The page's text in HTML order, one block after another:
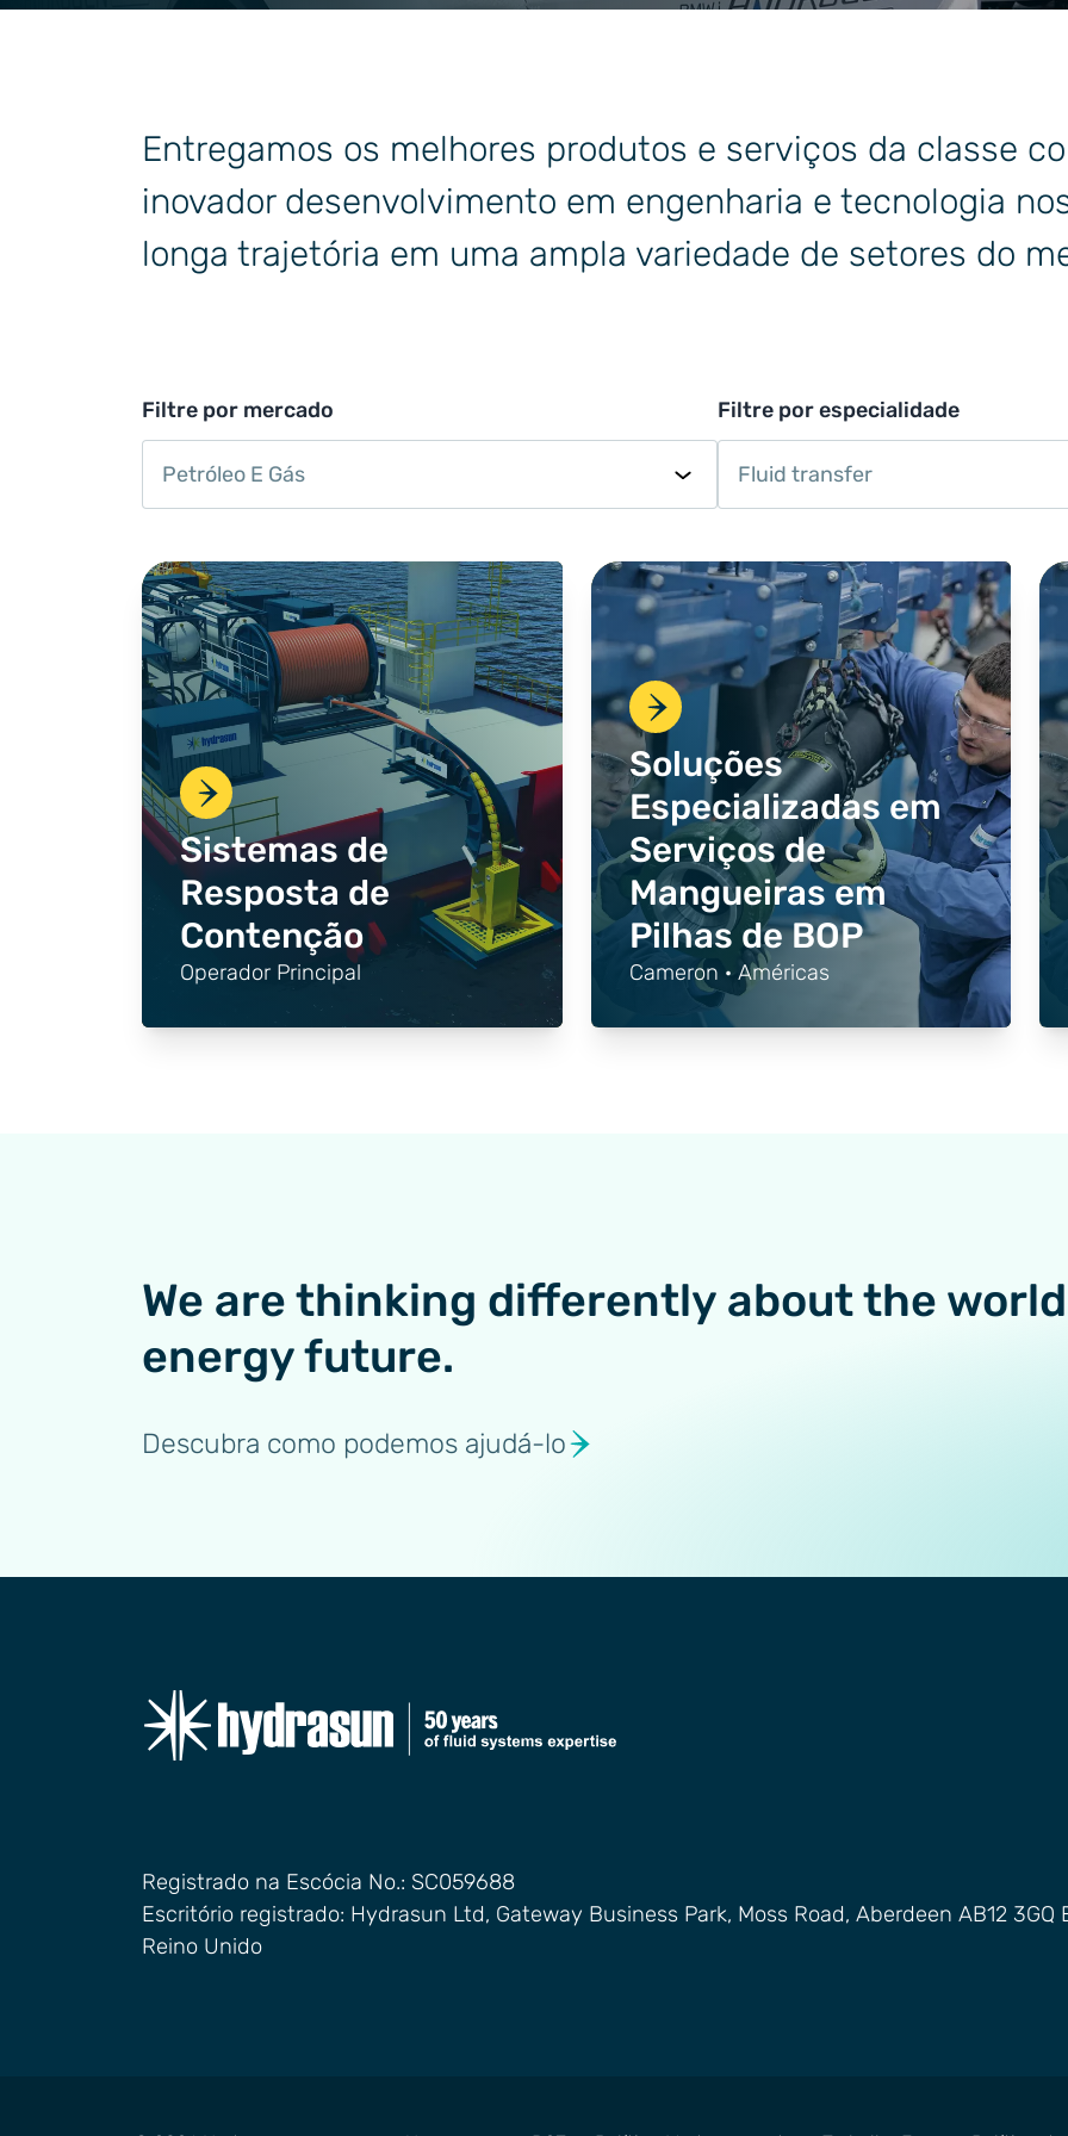
Usos industriais em
Tecnologia
Entregamos os melhores produtos e serviços da classe
inovador desenvolvimento em engenharia e tecnologia
longa trajetória em uma ampla variedade de setores do
Filtre por mercado
Petróleo E Gás
Filtre por especialidade
Fluid transfer
Sistemas de
Resposta de
Contenção
Operador Principal
Soluções
Especializadas em
Serviços de
Mangueiras em
Pilhas de BOP
Cameron · Américas
We are thinking differently about the
energy future.
Descubra como podemos ajudá-lo
Registrado na Escócia No.: SC059688
Escritório registrado: Hydrasun Ltd, Gateway Business Park, Moss Road, Aberdeen AB12 3GQ
Reino Unido